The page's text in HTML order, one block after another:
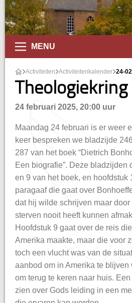
MENU
Activiteiten Activiteitenkalender 24-
Theologiekring
24 februari 2025, 20:00 uur
Maandag 24 februari is er weer
keer bespreken we bladzijde
287 van het boek “Dietrich
Een biografie”. Deze bladzijden
en 9 van het boek, en hoofdstuk
paragaaf die gaat over
dat hij wilde schrijven maar
sterven nooit heeft kunnen
Hoofdstuk 9 gaat over de reis
Amerika maakte, maar die voor
toch een vlucht was van de
aanbod om in Amerika te blijven
om terug te keren naar huis.
zien over Gods leiding in een